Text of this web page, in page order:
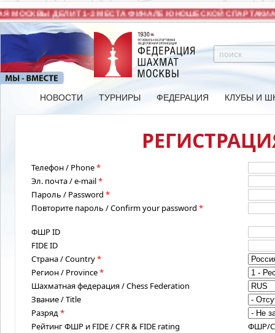
МОСКВЫ ДЕЛИТ 1-3 МЕСТА ФИНАЛЕ ЮНОШЕСКОЙ
НОВОСТИ ТУРНИРЫ ФЕДЕРАЦИЯ КЛУБЫ И
Телефон / Phone*
Эл. почта / e-mail*
Пароль / Password *
Повторите пароль / Confirm your password *
ФШР ID
FIDE ID
Страна / Country*
Регион / Province*
Шахматная федерация / Chess Federation
Звание / Title
Разряд*
Рейтинг ФШР и FIDE / CFR & FIDE rating
ФШР/